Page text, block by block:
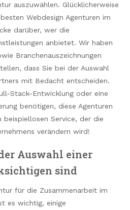
auszuwählen. Glücklicherweise
Webdesign Agenturen im
darüber, wer die
anbietet. Wir haben
Branchenauszeichnungen
dass Sie bei der Auswahl
mit Bedacht entscheiden.
Stack-Entwicklung oder eine
benötigen, diese Agenturen
Service, der die
verändern wird!
Auswahl einer
sind
für die Zusammenarbeit im
es wichtig, einige